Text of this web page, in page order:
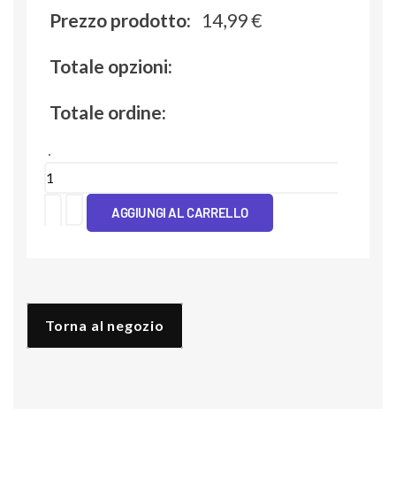
Prezzo prodotto: 14,99€
Totale opzioni:
Totale ordine:
Cover
Schizzi
AGGIUNGI AL CARRELLO
Torna al negozio